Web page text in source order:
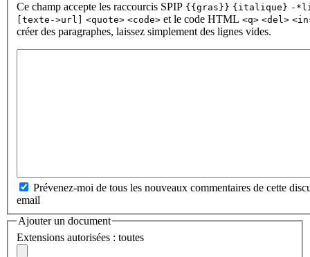
Ce champ accepte les raccourcis SPIP {{gras}} {italique} -
[texte->url]
<quote> <code> et le code HTML <q> <del>
créer des paragraphes, laissez simplement des lignes vides.
Prévenez-moi de tous les nouveaux commentaires de cette
email
Ajouter un document
Extensions autorisées : toutes